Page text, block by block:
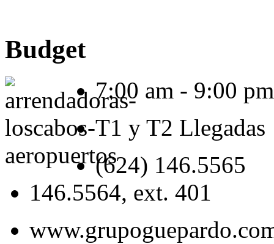
Budget
7:00 am - 9:00 pm
T1 y T2 Llegadas
(624) 146.5565
146.5564, ext. 401